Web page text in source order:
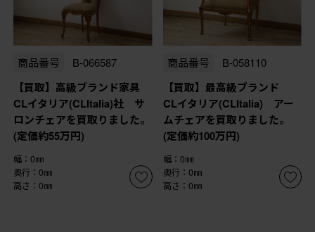
商品番号 B-066587
【買取】高級ブランド家具
CLイタリア(CLItalia)社 サ
ロンチェアを買取りました。
(定価約55万円)
幅：0㎜
奥行：0㎜
高さ：0㎜
商品番号 B-058110
【買取】最高級ブランド
CLイタリア(CLItalia) アー
ムチェアを買取りました。
(定価約100万円)
幅：0㎜
奥行：0㎜
高さ：0㎜